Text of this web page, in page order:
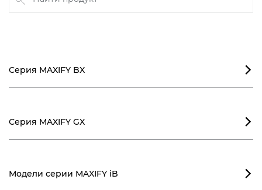
Найти продукт
Серия MAXIFY BX 
Серия MAXIFY GX 
Модели серии MAXIFY iB 